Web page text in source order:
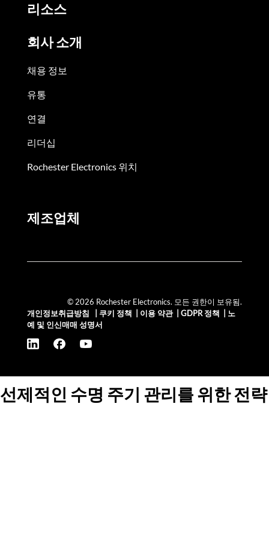
리소스
회사 소개
채용 정보
유통
연결
리더십
Rochester Electronics 위치
제조업체
© 2026 Rochester Electronics. 모든 권한이 보유됨.
개인정보취급방침
쿠키 정책 이용 약관| GDPR 정책
노
예 및 인신매매 성명서
선제적인 수명 주기 관리를 위한 전략